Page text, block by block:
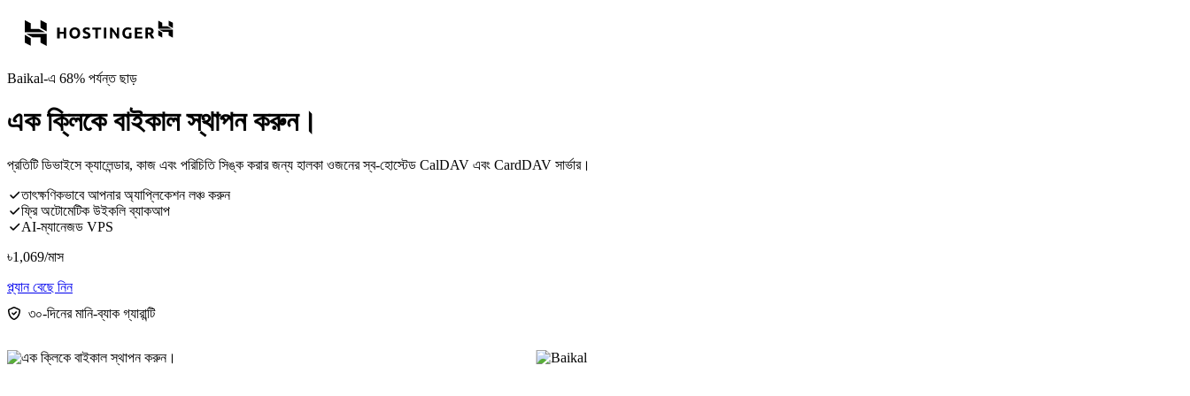
Baikal-এ 68% পর্যন্ত ছাড়
এক ক্লিকে বাইকাল স্থাপন করুন।
প্রতিটি ডিভাইসে ক্যালেন্ডার, কাজ এবং পরিচিতি সিঙ্ক করার জন্য হালকা ওজনের স্ব-হোস্টেড CalDAV এবং CardDAV সার্ভার।
তাৎক্ষণিকভাবে আপনার অ্যাপ্লিকেশন লঞ্চ করুন
ফ্রি অটোমেটিক উইকলি ব্যাকআপ
AI-ম্যানেজড VPS
৳1,069/মাস
প্ল্যান বেছে নিন
৩০-দিনের মানি-ব্যাক গ্যারান্টি